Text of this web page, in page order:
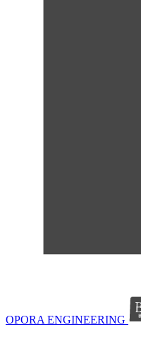
OPORA ENGINEERING